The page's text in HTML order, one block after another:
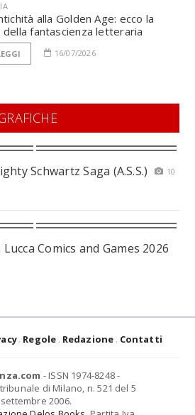
alla Golden Age: ecco la
fantascienza letteraria
16/07/2026
Schwartz Saga (A.S.S.)
10
Comics and Games 2026
Regole Redazione Contatti
- ISSN 1974-8248 -
di Milano, n. 521 del 5
settembre 2006.